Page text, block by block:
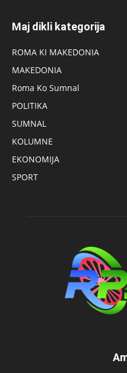
Maj dikli kategorija
ROMA KI MAKEDONIA
MAKEDONIA
Roma Ko Sumnal
POLITIKA
SUMNAL
KOLUMNE
EKONOMIJA
SPORT